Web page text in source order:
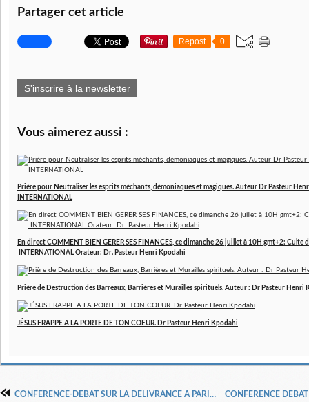
Partager cet article
Repost 0
S'inscrire à la newsletter
Vous aimerez aussi :
Prière pour Neutraliser les esprits méchants, démoniaques et magiques. Auteur Dr Pasteur
INTERNATIONAL
En direct COMMENT BIEN GERER SES FINANCES, ce dimanche 26 juillet à 10H gmt+2:
INTERNATIONAL Orateur: Dr. Pasteur Henri Kpodahi
Prière de Destruction des Barreaux, Barrières et Murailles spirituels. Auteur : Dr Pasteur Henri
JÉSUS FRAPPE A LA PORTE DE TON COEUR. Dr Pasteur Henri Kpodahi
CONFERENCE-DEBAT SUR LA DELIVRANCE A PARIS LE 21 MARS 2026 avec le Dr Pasteur Henri KPODAHI